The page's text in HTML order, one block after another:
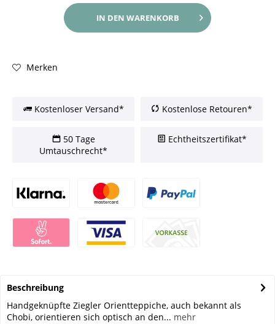
IN DEN WARENKORB
Merken
Kostenloser Versand* Kostenlose Retouren*
50 Tage
Umtauschrecht*
Echtheitszertifikat*
Beschreibung
Handgeknüpfte Ziegler Orientteppiche, auch bekannt als
Chobi, orientieren sich optisch an den... mehr